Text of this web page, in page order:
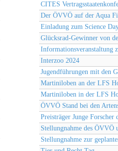
CITES
Der ÖVVÖ auf der Aqua
Einladung zum Science
Glücksrad-Gewinner von
Informationsveranstaltung
Interzoo 2024
Jugendführungen mit den
Martiniloben an der LFS
Martiniloben in der LFS
ÖVVÖ Stand bei den
Preisträger Junge Forscher
Stellungnahme des ÖVVÖ
Stellungnahme zur